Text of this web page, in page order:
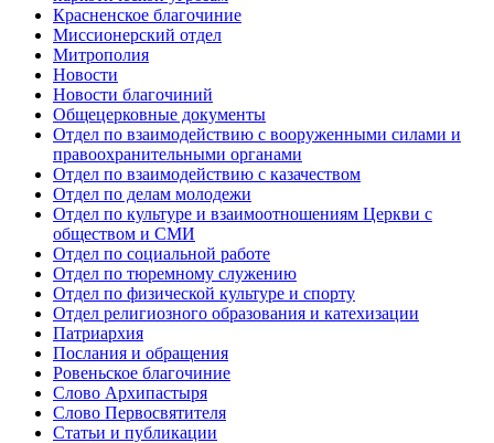
Красненское благочиние
Миссионерский отдел
Митрополия
Новости
Новости благочиний
Общецерковные документы
Отдел по взаимодействию с вооруженными силами и
правоохранительными органами
Отдел по взаимодействию с казачеством
Отдел по делам молодежи
Отдел по культуре и взаимоотношениям Церкви с
обществом и СМИ
Отдел по социальной работе
Отдел по тюремному служению
Отдел по физической культуре и спорту
Отдел религиозного образования и катехизации
Патриархия
Послания и обращения
Ровеньское благочиние
Слово Архипастыря
Слово Первосвятителя
Статьи и публикации